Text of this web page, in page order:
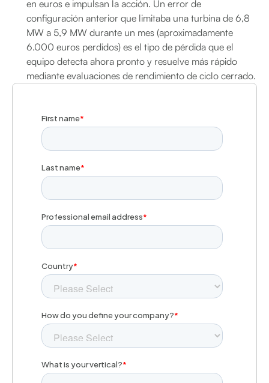
en euros e impulsan la acción. Un error de
configuración anterior que limitaba una turbina de 6,8
MW a 5,9 MW durante un mes (aproximadamente
6.000 euros perdidos) es el tipo de pérdida que el
equipo detecta ahora pronto y resuelve más rápido
mediante evaluaciones de rendimiento de ciclo cerrado.